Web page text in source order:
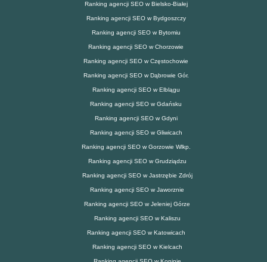
Ranking agencji SEO w Bielsko-Białej
Ranking agencji SEO w Bydgoszczy
Ranking agencji SEO w Bytomiu
Ranking agencji SEO w Chorzowie
Ranking agencji SEO w Częstochowie
Ranking agencji SEO w Dąbrowie Gór.
Ranking agencji SEO w Elblągu
Ranking agencji SEO w Gdańsku
Ranking agencji SEO w Gdyni
Ranking agencji SEO w Gliwicach
Ranking agencji SEO w Gorzowie Wlkp.
Ranking agencji SEO w Grudziądzu
Ranking agencji SEO w Jastrzębie Zdrój
Ranking agencji SEO w Jaworznie
Ranking agencji SEO w Jeleniej Górze
Ranking agencji SEO w Kaliszu
Ranking agencji SEO w Katowicach
Ranking agencji SEO w Kielcach